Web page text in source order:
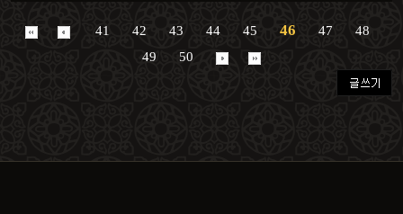
41 42 43 44 45 46 47
48
49
50